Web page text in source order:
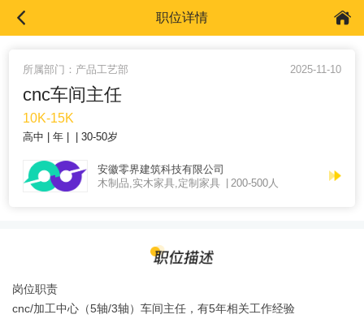
职位详情
所属部门：产品工艺部 2025-11-10
cnc车间主任
10K-15K
高中 年 30-50岁
安徽零界建筑科技有限公司
木制品,实木家具,定制家具
200-500人
岗位职责
cnc/加工中心（5轴/3轴）车间主任，有5年相关工作经验